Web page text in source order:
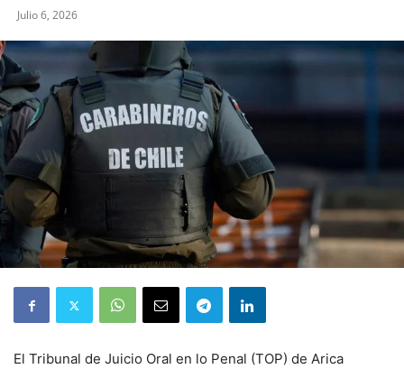
Julio 6, 2026
El Tribunal de Juicio Oral en lo Penal (TOP) de Arica